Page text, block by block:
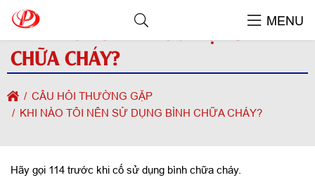
MENU
KHI NÀO TÔI NÊN SỬ DỤNG BÌNH
CHỮA CHÁY?
CÂU HỎI THƯỜNG GẶP
KHI NÀO TÔI NÊN SỬ DỤNG BÌNH CHỮA CHÁY?
Hãy gọi 114 trước khi cố sử dụng bình chữa cháy.